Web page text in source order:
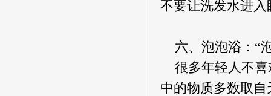
不要让洗发水进入
六、泡泡浴：“
很多年轻人不喜
中的物质多数取